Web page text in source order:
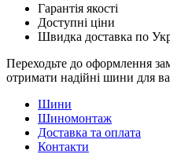
Гарантія якості
Доступні ціни
Швидка доставка по
Переходьте до оформлення
отримати надійні шини для
Шини
Шиномонтаж
Доставка та оплата
Контакти